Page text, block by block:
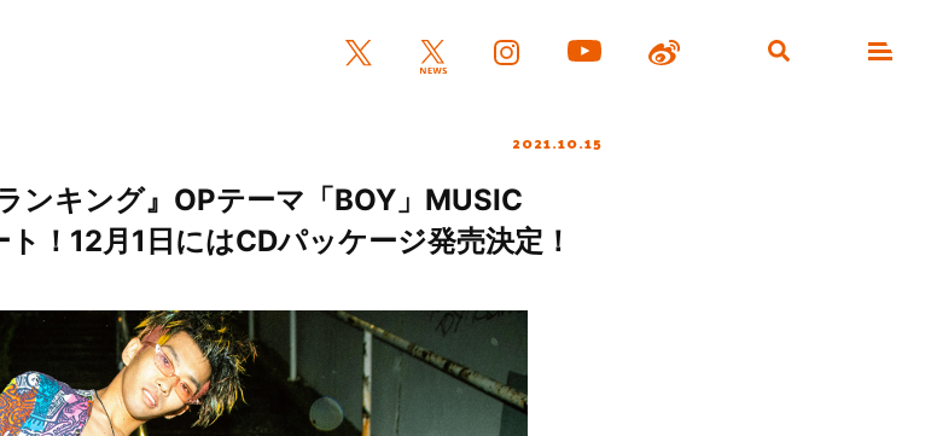
2021.10.15
ンキング』OPテーマ「BOY」MUSIC
！12月1日にはCDパッケージ発売決定！